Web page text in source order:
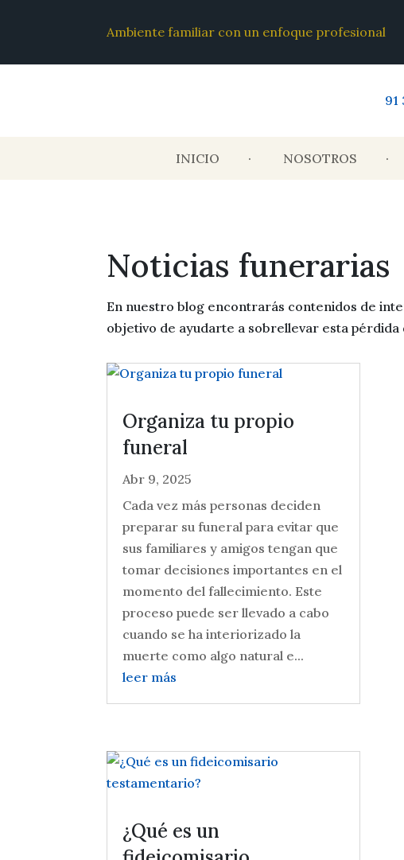
Ambiente familiar con un enfoque profesional
91
INICIO NOSOTROS
Noticias funerarias
En nuestro blog encontrarás contenidos de
objetivo de ayudarte a sobrellevar esta
Organiza tu propio
funeral
Abr 9, 2025
Cada vez más personas deciden
preparar su funeral para evitar que
sus familiares y amigos tengan que
tomar decisiones importantes en el
momento del fallecimiento. Este
proceso puede ser llevado a cabo
cuando se ha interiorizado la
muerte como algo natural e...
leer más
¿Qué es un